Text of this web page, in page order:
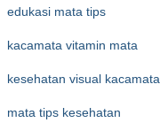
edukasi mata tips
kacamata vitamin mata
kesehatan visual kacamata
mata tips kesehatan